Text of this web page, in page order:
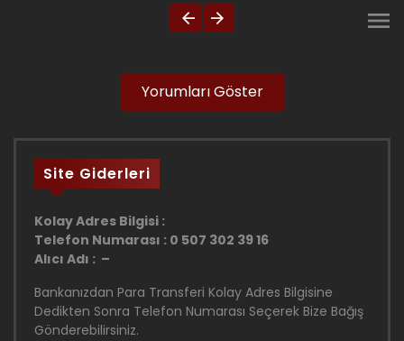
Yorumları Göster
Site Giderleri
Kolay Adres Bilgisi :
Telefon Numarası : 0 507 302 39 16
Alıcı Adı : –
Bankanızdan Para Transferi Kolay Adres Bilgisine
Dedikten Sonra Telefon Numarası Seçerek Bize Bağış
Gönderebilirsiniz.